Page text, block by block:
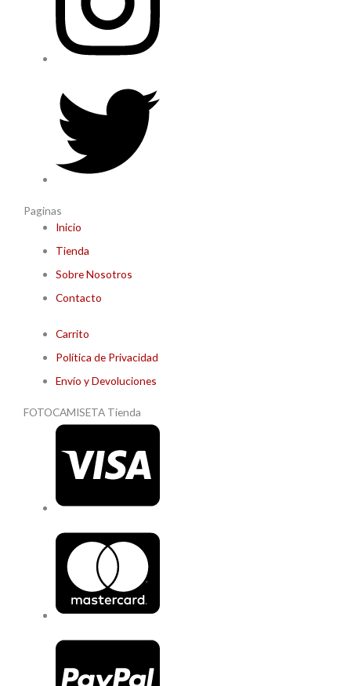
Paginas
Inicio
Tienda
Sobre Nosotros
Contacto
Carrito
Política de Privacidad
Envío y Devoluciones
FOTOCAMISETA Tienda